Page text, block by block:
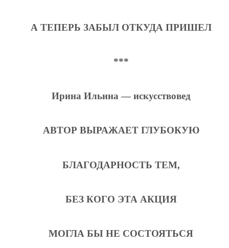
А ТЕПЕРЬ ЗАБЫЛ ОТКУДА ПРИШЕЛ
***
Ирина Ильина — искусствовед
АВТОР ВЫРАЖАЕТ ГЛУБОКУЮ
БЛАГОДАРНОСТЬ ТЕМ,
БЕЗ КОГО ЭТА АКЦИЯ
МОГЛА БЫ НЕ СОСТОЯТЬСЯ